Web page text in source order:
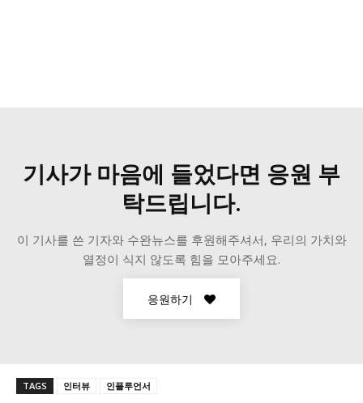
[give_form id=”31259″]
기사가 마음에 들었다면 응원 부
탁드립니다.
이 기사를 쓴 기자와 수완뉴스를 후원해주셔서, 우리의 가치와
열정이 식지 않도록 힘을 모아주세요.
응원하기
TAGS 인터뷰 인플루언서